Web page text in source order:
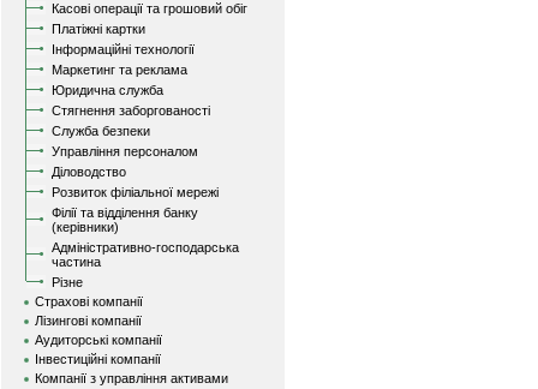
Касові операції та грошовий обіг
Платіжні картки
Інформаційні технології
Маркетинг та реклама
Юридична служба
Стягнення заборгованості
Служба безпеки
Управління персоналом
Діловодство
Розвиток філіальної мережі
Філії та відділення банку
(керівники)
Адміністративно-господарська
частина
Різне
Страхові компанії
Лізингові компанії
Аудиторські компанії
Інвестиційні компанії
Компанії з управління активами